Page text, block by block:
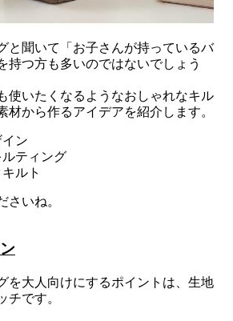
と聞いて「お子さんが持っているバ
持つ方も多いのではないでしょう
使いたくなるようなおしゃれなキル
材から作るアイデアを紹介します。
ン
ティング
ルト
いね。
を大人向けにするポイントは、生地
です。